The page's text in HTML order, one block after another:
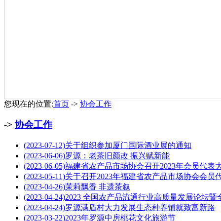
您现在的位置:首页 -> 协会工作
-> 协会工作
(2023-07-12)关于组织参加厦门国际酒业展的通知
(2023-06-06)罗源：老茶旧颜改 振兴赋新能
(2023-06-05)福建省农产品市场协会召开2023年会员代表
(2023-05-11)关于召开2023年福建省农产品市场协会会员
(2023-04-26)茉莉飘香 非遗茶叙
(2023-04-24)2023 全国农产品流通行业高质量发展论坛暨
(2023-04-24)罗源满盾村大力发展生态种养铺就致富新路
(2023-03-22)2023年罗源中房桃花文化旅游节